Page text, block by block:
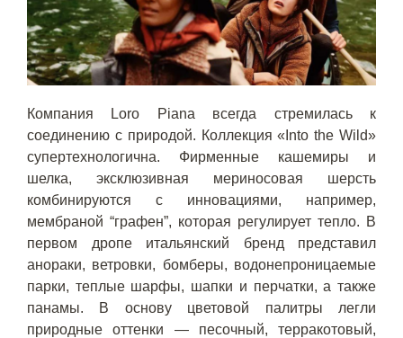
Компания Loro Piana всегда стремилась к
соединению с природой. Коллекция «Into the Wild»
супертехнологична. Фирменные кашемиры и
шелка, эксклюзивная мериносовая шерсть
комбинируются с инновациями, например,
мембраной “графен”, которая регулирует тепло. В
первом дропе итальянский бренд представил
анораки, ветровки, бомберы, водонепроницаемые
парки, теплые шарфы, шапки и перчатки, а также
панамы. В основу цветовой палитры легли
природные оттенки — песочный, терракотовый,